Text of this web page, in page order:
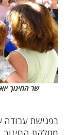
שר החינוך
בפגישת עבודה